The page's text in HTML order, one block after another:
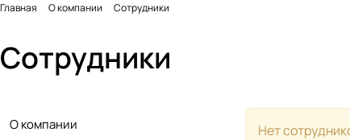
Главная О компании Сотрудники
Сотрудники
Нет
О компании